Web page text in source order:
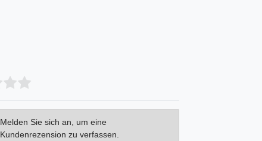
Melden Sie sich an, um eine
Kundenrezension zu verfassen.